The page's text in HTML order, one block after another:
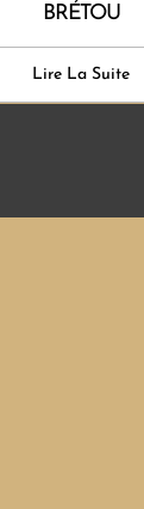
BRÉTOU
Lire La Suite